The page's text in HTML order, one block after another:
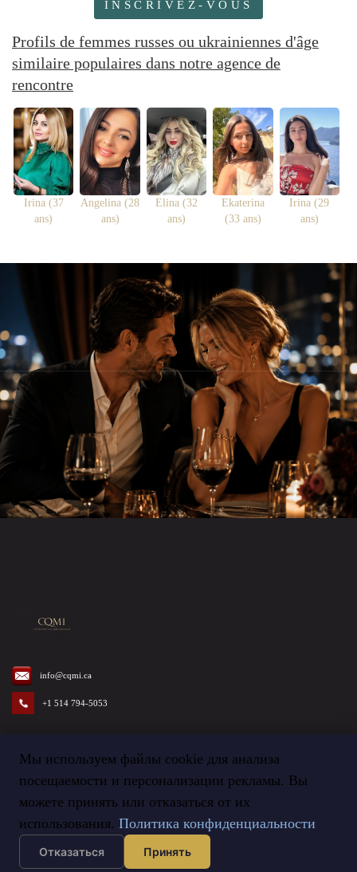
Мы используем файлы cookie для анализа
посещаемости и персонализации рекламы. Вы
можете принять или отказаться от их
использования. Политика конфиденциальности
Отказаться Принять
INSCRIVEZ-VOUS
Profils de femmes russes ou ukrainiennes d'âge
similaire populaires dans notre agence de
rencontre
Irina (37
ans)
Angelina (28
ans)
Elina (32
ans)
Ekaterina
(33 ans)
Irina (29
ans)
info@cqmi.ca
+1 514 794-5053
Termes et Conditions©2026 Agence CQMI